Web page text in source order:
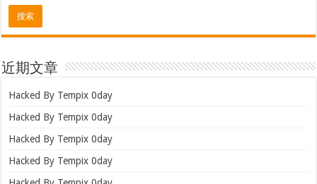
近期文章
Hacked By Tempix 0day
Hacked By Tempix 0day
Hacked By Tempix 0day
Hacked By Tempix 0day